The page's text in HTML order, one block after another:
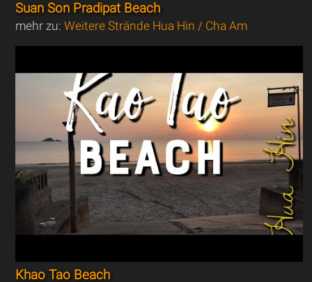
Suan Son Pradipat Beach
mehr zu:Weitere Strände Hua Hin / Cha Am
Khao Tao Beach